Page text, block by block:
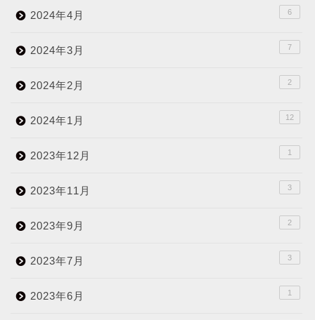
2024年4月 6
2024年3月 7
2024年2月 2
2024年1月 12
2023年12月 1
2023年11月 3
2023年9月 2
2023年7月 3
2023年6月 1